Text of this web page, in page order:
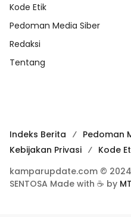
Kode Etik
Pedoman Media Siber
Redaksi
Tentang
Indeks Berita Pedoman
Kebijakan Privasi
Kode
kamparupdate.com © 2024
SENTOSA Made with ☕ by